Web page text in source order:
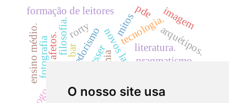
O nosso site usa
empreendedorismo
filosofia.
reificação
novos layouts
diálogo e ética.
tecnologia.
fotografia autonomia pragmatismo
arquétipos.
paidéia
formação de leitores imagem
ensino médio. literatura.
flusser
rorty
ética
bar
mitospde
afetos.